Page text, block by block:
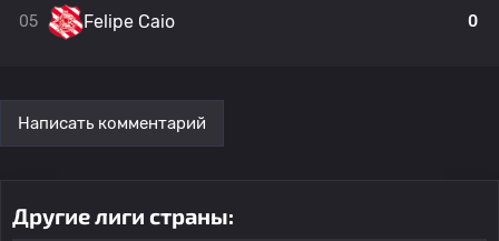
05 Felipe Caio 0
Написать комментарий
Другие лиги страны: